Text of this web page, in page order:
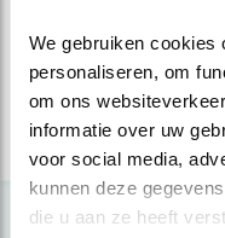
We gebruiken cookies
personaliseren, om
om ons
informatie over uw
voor social media,
kunnen deze
die u aan ze heeft
en verbeterd.
lees meer